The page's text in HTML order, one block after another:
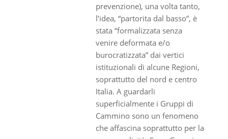
prevenzione), una volta tanto,
l’idea, “partorita dal basso”, è
stata “formalizzata senza
venire deformata e/o
burocratizzata” dai vertici
istituzionali di alcune Regioni,
soprattutto del nord e centro
Italia. A guardarli
superficialmente i Gruppi di
Cammino sono un fenomeno
che affascina soprattutto per la